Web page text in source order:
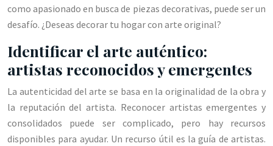
como apasionado en busca de piezas decorativas, puede ser un
desafío. ¿Deseas decorar tu hogar con arte original?
Identificar el arte auténtico:
artistas reconocidos y emergentes
La autenticidad del arte se basa en la originalidad de la obra y
la reputación del artista. Reconocer artistas emergentes y
consolidados puede ser complicado, pero hay recursos
disponibles para ayudar. Un recurso útil es la guía de artistas.